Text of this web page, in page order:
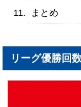
まとめ
リーグ優勝回